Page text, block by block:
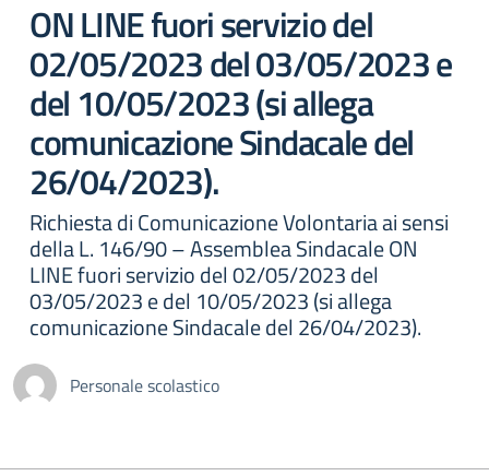
ON LINE fuori servizio del
02/05/2023 del 03/05/2023 e
del 10/05/2023 (si allega
comunicazione Sindacale del
26/04/2023).
Richiesta di Comunicazione Volontaria ai sensi
della L. 146/90 – Assemblea Sindacale ON
LINE fuori servizio del 02/05/2023 del
03/05/2023 e del 10/05/2023 (si allega
comunicazione Sindacale del 26/04/2023).
Personale scolastico